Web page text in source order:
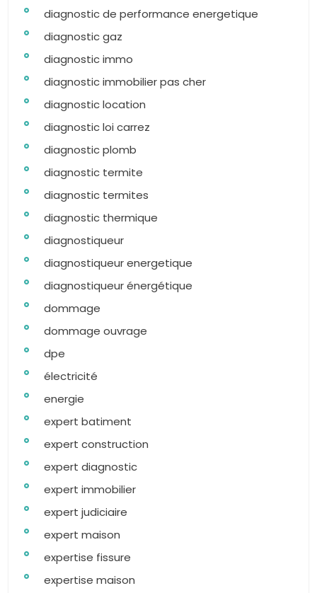
diagnostic de performance energetique
diagnostic gaz
diagnostic immo
diagnostic immobilier pas cher
diagnostic location
diagnostic loi carrez
diagnostic plomb
diagnostic termite
diagnostic termites
diagnostic thermique
diagnostiqueur
diagnostiqueur energetique
diagnostiqueur énergétique
dommage
dommage ouvrage
dpe
électricité
energie
expert batiment
expert construction
expert diagnostic
expert immobilier
expert judiciaire
expert maison
expertise fissure
expertise maison